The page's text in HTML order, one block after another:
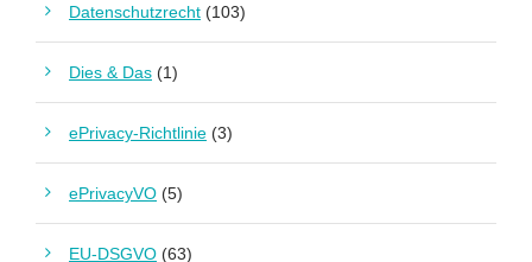
Datenschutzrecht (103)
Dies & Das (1)
ePrivacy-Richtlinie (3)
ePrivacyVO (5)
EU-DSGVO (63)